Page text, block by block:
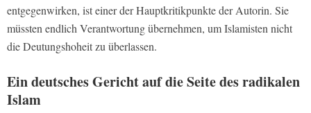
entgegenwirken, ist einer der Hauptkritikpunkte der Autorin. Sie
müssten endlich Verantwortung übernehmen, um Islamisten nicht
die Deutungshoheit zu überlassen.
Ein deutsches Gericht auf die Seite des radikalen
Islam